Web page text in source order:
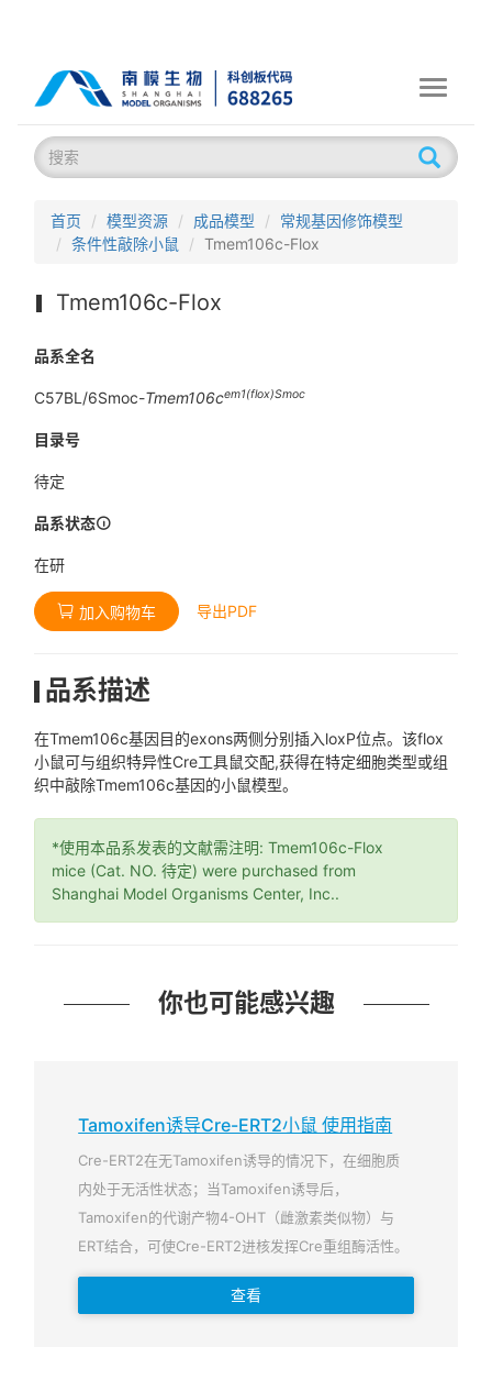
Toggle
首页 模型资源 成品模型
常规基因修饰模型
条件性敲除小鼠
Tmem106c-Flox
Tmem106c-Flox
品系全名
C57BL/6Smoc-Tmem106cem1(flox)Smoc
目录号
待定
品系状态
在研
加入购物车 导出PDF
品系描述
在Tmem106c基因目的exons两侧分别插入loxP位点。该flox
小鼠可与组织特异性Cre工具鼠交配,获得在特定细胞类型或组
织中敲除Tmem106c基因的小鼠模型。
*使用本品系发表的文献需注明: Tmem106c-Flox
mice (Cat. NO. 待定) were purchased from
Shanghai Model Organisms Center, Inc..
你也可能感兴趣
Tamoxifen诱导Cre-ERT2小鼠 使用指南
Cre-ERT2在无Tamoxifen诱导的情况下，在细胞质
内处于无活性状态；当Tamoxifen诱导后，
Tamoxifen的代谢产物4-OHT（雌激素类似物）与
ERT结合，可使Cre-ERT2进核发挥Cre重组酶活性。
查看